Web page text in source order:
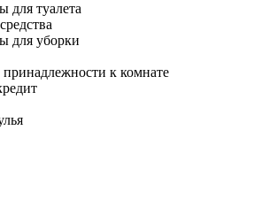
для туалета
для уборки
к комнате